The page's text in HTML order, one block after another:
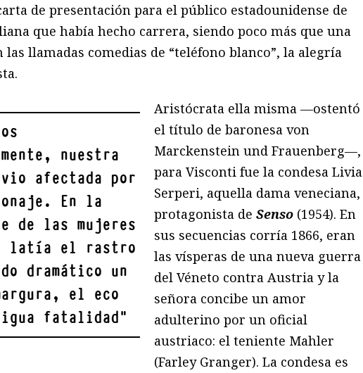
de presentación para el público estadounidense de
que había hecho carrera, siendo poco más que una
las llamadas comedias de “teléfono blanco”, la alegría
nuestra
afectada por
En la
de las mujeres
latía el rastro
dramático un
el eco
fatalidad"
Aristócrata ella misma —ostentó
el título de baronesa von
Marckenstein und Frauenberg—,
para Visconti fue la condesa Livia
Serperi, aquella dama veneciana,
protagonista deSenso (1954). En
sus secuencias corría 1866, eran
las vísperas de una nueva guerra
del Véneto contra Austria y la
señora concibe un amor
adulterino por un oficial
austriaco: el teniente Mahler
(Farley Granger). La condesa es